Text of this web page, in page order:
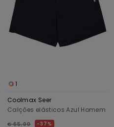
1
Coolmax Seer
Calções elásticos Azul Homem
€ 65,00 37%